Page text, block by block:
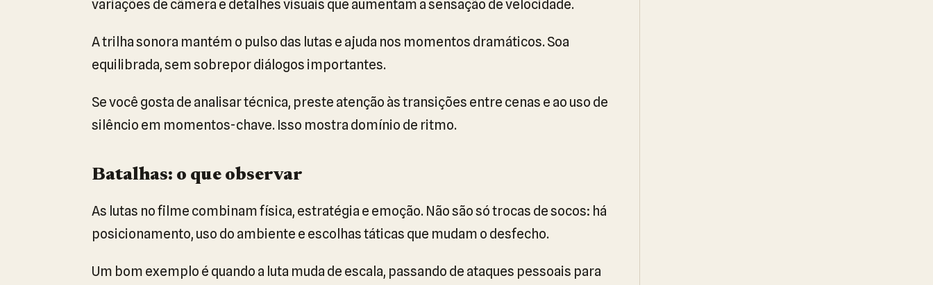
variações de câmera e detalhes visuais que aumentam a sensação de velocidade.
A trilha sonora mantém o pulso das lutas e ajuda nos momentos dramáticos. Soa
equilibrada, sem sobrepor diálogos importantes.
Se você gosta de analisar técnica, preste atenção às transições entre cenas e ao uso de
silêncio em momentos-chave. Isso mostra domínio de ritmo.
Batalhas: o que observar
As lutas no filme combinam física, estratégia e emoção. Não são só trocas de socos: há
posicionamento, uso do ambiente e escolhas táticas que mudam o desfecho.
Um bom exemplo é quando a luta muda de escala, passando de ataques pessoais para